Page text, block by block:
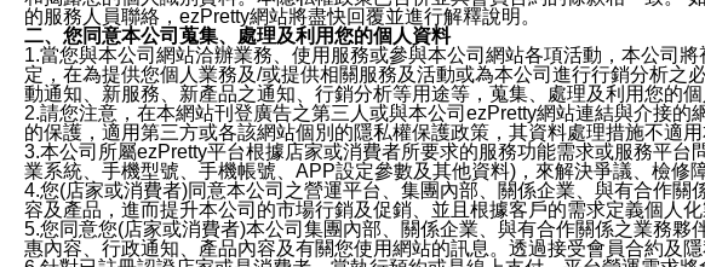
的服務人員聯絡，ezPretty網站將盡快回覆並進行解釋說明。
二、您同意本公司蒐集、處理及利用您的個人資料
1.當您與本公司網站洽辦業務、使用服務或參與本公司網站各項活動，本公司
定，在為提供您個人業務及/或提供相關服務及活動或為本公司進行行銷分析
動通知、新服務、新產品之通知、行銷分析等用途等，蒐集、處理及利用您的個
2.請您注意，在本網站刊登廣告之第三人或與本公司ezPretty網站連結與介接
的保護，適用第三方或各該網站個別的隱私權保護政策，其資料處理措施不適
3.本公司所屬ezPretty平台根據店家或消費者所要求的服務功能需求或服務平
業系統、手機型號、手機帳號、APP設定參數及其他資料)，來解決爭議、檢修
4.您(店家或消費者)同意本公司之營運平台、集團內部、關係企業、與有合作
容及產品，進而提升本公司的市場行銷及促銷、並且根據客戶的需求定義個人
5.您同意您(店家或消費者)本公司集團內部、關係企業、與有合作關係之業務
惠內容、行政通知、產品內容及有關您使用網站的訊息。透過接受會員合約及